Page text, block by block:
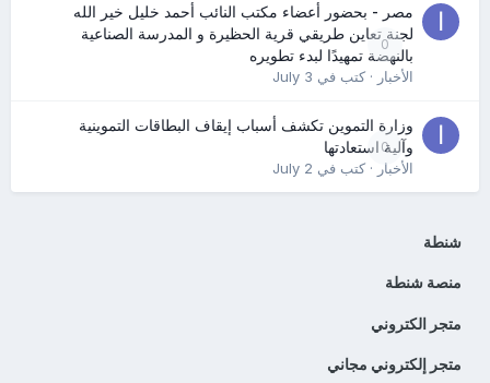
0
مصر - بحضور أعضاء مكتب النائب أحمد خليل خير الله
لجنة تعاين طريقي قرية الحظيرة و المدرسة الصناعية
بالنهضة تمهيدًا لبدء تطويره
الأخبار· كتب في July 3
0
وزارة التموين تكشف أسباب إيقاف البطاقات التموينية
وآلية استعادتها
الأخبار· كتب في July 2
شنطة
منصة شنطة
متجر الكتروني
متجر إلكتروني مجاني